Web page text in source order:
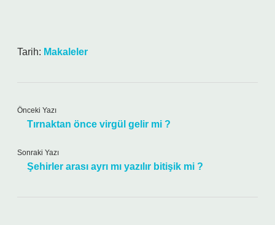
Tarih: Makaleler
Önceki Yazı
Tırnaktan önce virgül gelir mi ?
Sonraki Yazı
Şehirler arası ayrı mı yazılır bitişik mi ?